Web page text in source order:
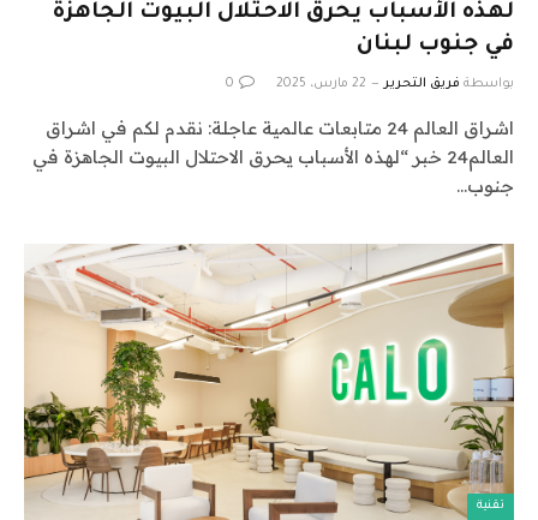
لهذه الأسباب يحرق الاحتلال البيوت الجاهزة
في جنوب لبنان
بواسطة فريق التحرير 22 مارس، 2025 0
اشراق العالم 24 متابعات عالمية عاجلة: نقدم لكم في اشراق
العالم24 خبر “لهذه الأسباب يحرق الاحتلال البيوت الجاهزة في
جنوب…
تقنية